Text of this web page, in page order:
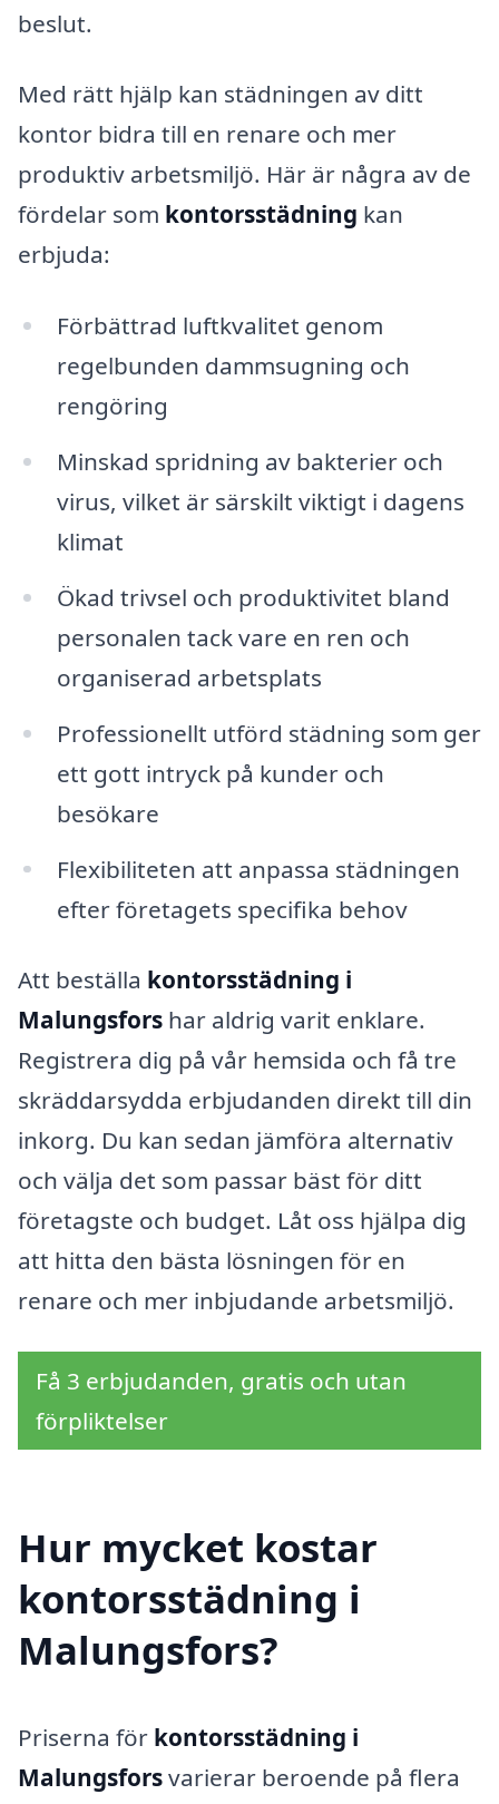
beslut.
Med rätt hjälp kan städningen av ditt
kontor bidra till en renare och mer
produktiv arbetsmiljö. Här är några av de
fördelar som kontorsstädning kan
erbjuda:
Förbättrad luftkvalitet genom
regelbunden dammsugning och
rengöring
Minskad spridning av bakterier och
virus, vilket är särskilt viktigt i dagens
klimat
Ökad trivsel och produktivitet bland
personalen tack vare en ren och
organiserad arbetsplats
Professionellt utförd städning som ger
ett gott intryck på kunder och
besökare
Flexibiliteten att anpassa städningen
efter företagets specifika behov
Att beställa kontorsstädning i
Malungsfors har aldrig varit enklare.
Registrera dig på vår hemsida och få tre
skräddarsydda erbjudanden direkt till din
inkorg. Du kan sedan jämföra alternativ
och välja det som passar bäst för ditt
företagste och budget. Låt oss hjälpa dig
att hitta den bästa lösningen för en
renare och mer inbjudande arbetsmiljö.
Få 3 erbjudanden, gratis och utan
förpliktelser
Hur mycket kostar
kontorsstädning i
Malungsfors?
Priserna för kontorsstädning i
Malungsforsvarierar beroende på flera